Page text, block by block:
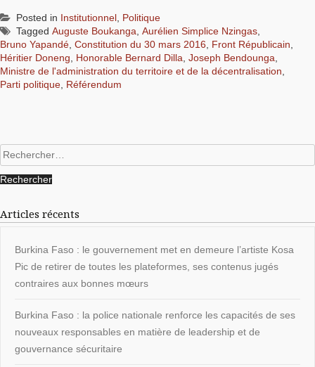
Posted in Institutionnel Politique
Tagged Auguste Boukanga Aurélien Simplice Nzingas
Bruno Yapandé Constitution du 30 mars 2016 Front Républicain
Héritier Doneng
Honorable Bernard Dilla Joseph Bendounga
Ministre de l'administration du territoire et de la décentralisation
Parti politique Référendum
Rechercher :
Articles récents
Burkina Faso : le gouvernement met en demeure l’artiste Kosa
Pic de retirer de toutes les plateformes, ses contenus jugés
contraires aux bonnes mœurs
Burkina Faso : la police nationale renforce les capacités de ses
nouveaux responsables en matière de leadership et de
gouvernance sécuritaire